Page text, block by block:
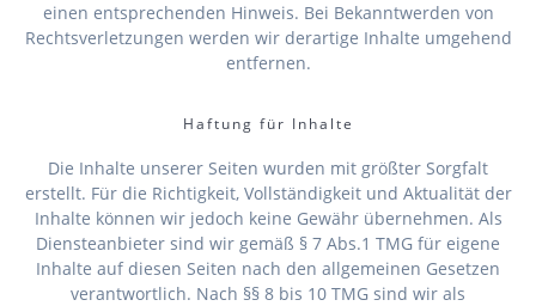
einen entsprechenden Hinweis. Bei Bekanntwerden von
Rechtsverletzungen werden wir derartige Inhalte umgehend
entfernen.
Haftung für Inhalte
Die Inhalte unserer Seiten wurden mit größter Sorgfalt
erstellt. Für die Richtigkeit, Vollständigkeit und Aktualität der
Inhalte können wir jedoch keine Gewähr übernehmen. Als
Diensteanbieter sind wir gemäß § 7 Abs.1 TMG für eigene
Inhalte auf diesen Seiten nach den allgemeinen Gesetzen
verantwortlich. Nach §§ 8 bis 10 TMG sind wir als